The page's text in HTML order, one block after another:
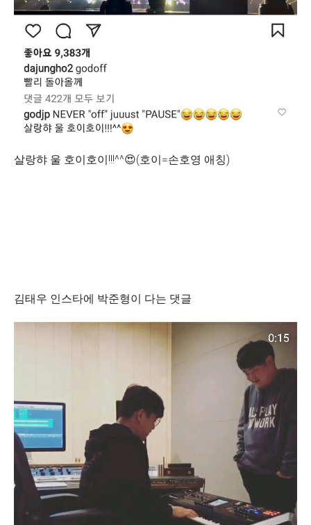
살랑햐 울 호이호이!!!^^😍(호이=손호영 애칭)
김태우 인스타에 박준형이 다는 댓글